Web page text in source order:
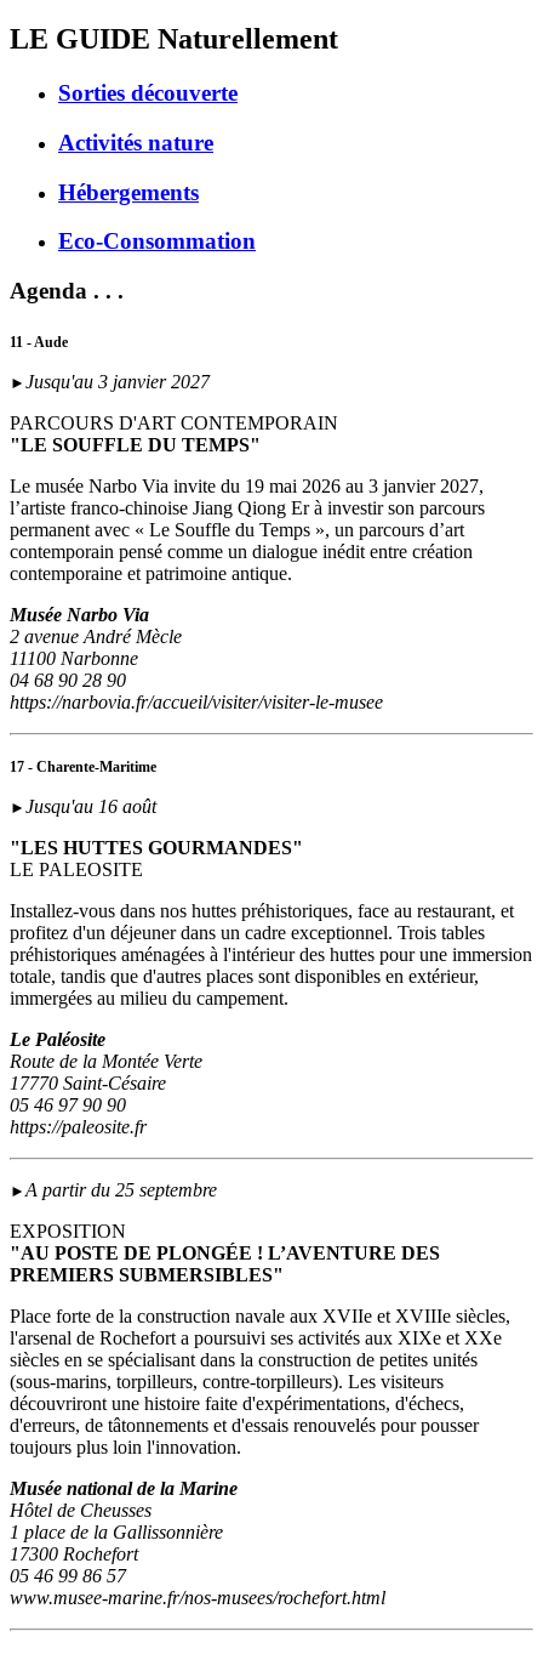
LE GUIDE Naturellement
Sorties découverte
Activités nature
Hébergements
Eco-Consommation
Agenda . . .
11 - Aude
► Jusqu'au 3 janvier 2027
PARCOURS D'ART CONTEMPORAIN
"LE SOUFFLE DU TEMPS"
Le musée Narbo Via invite du 19 mai 2026 au 3 janvier 2027,
l’artiste franco-chinoise Jiang Qiong Er à investir son parcours
permanent avec « Le Souffle du Temps », un parcours d’art
contemporain pensé comme un dialogue inédit entre création
contemporaine et patrimoine antique.
Musée Narbo Via
2 avenue André Mècle
11100 Narbonne
04 68 90 28 90
https://narbovia.fr/accueil/visiter/visiter-le-musee
17 - Charente-Maritime
► Jusqu'au 16 août
"LES HUTTES GOURMANDES"
LE PALEOSITE
Installez-vous dans nos huttes préhistoriques, face au restaurant, et
profitez d'un déjeuner dans un cadre exceptionnel. Trois tables
préhistoriques aménagées à l'intérieur des huttes pour une immersion
totale, tandis que d'autres places sont disponibles en extérieur,
immergées au milieu du campement.
Le Paléosite
Route de la Montée Verte
17770 Saint-Césaire
05 46 97 90 90
https://paleosite.fr
►A partir du 25 septembre
EXPOSITION
"AU POSTE DE PLONGÉE ! L’AVENTURE DES
PREMIERS SUBMERSIBLES"
Place forte de la construction navale aux XVIIe et XVIIIe siècles,
l'arsenal de Rochefort a poursuivi ses activités aux XIXe et XXe
siècles en se spécialisant dans la construction de petites unités
(sous‑marins, torpilleurs, contre-torpilleurs). Les visiteurs
découvriront une histoire faite d'expérimentations, d'échecs,
d'erreurs, de tâtonnements et d'essais renouvelés pour pousser
toujours plus loin l'innovation.
Musée national de la Marine
Hôtel de Cheusses
1 place de la Gallissonnière
17300 Rochefort
05 46 99 86 57
www.musee-marine.fr/nos-musees/rochefort.html